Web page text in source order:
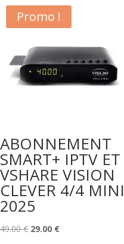
était :
39.00 €.
est :
22.00 €.
Promo !
ABONNEMENT
SMART+ IPTV ET
VSHARE VISION
CLEVER 4/4 MINI
2025
49.00€ Le
29.00 €Le